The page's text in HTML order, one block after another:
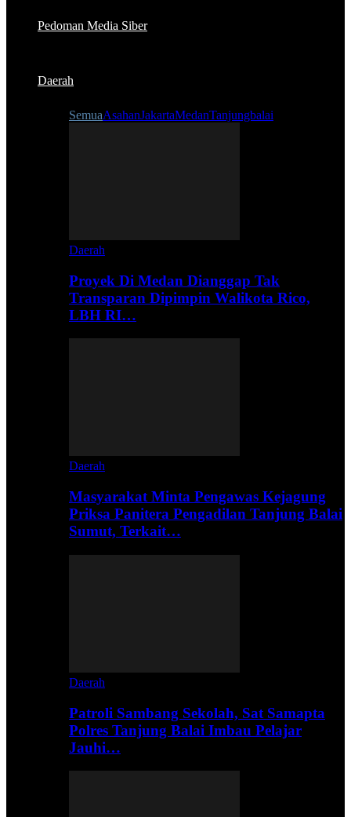
Pedoman Media Siber
Daerah
SemuaAsahanJakartaMedanTanjungbalai
Daerah
Proyek Di Medan Dianggap Tak
Transparan Dipimpin Walikota Rico,
LBH RI…
Daerah
Masyarakat Minta Pengawas Kejagung
Priksa Panitera Pengadilan Tanjung Balai
Sumut, Terkait…
Daerah
Patroli Sambang Sekolah, Sat Samapta
Polres Tanjung Balai Imbau Pelajar
Jauhi…